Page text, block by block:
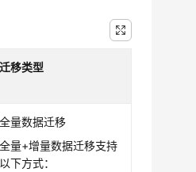
迁移类型
全量数据迁移
全量+增量数据迁移支持
以下方式：